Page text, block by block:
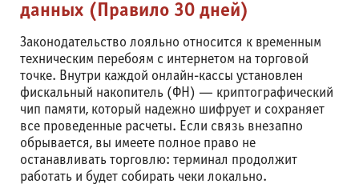
данных (Правило 30 дней)
Законодательство лояльно относится к временным
техническим перебоям с интернетом на торговой
точке. Внутри каждой онлайн-кассы установлен
фискальный накопитель (ФН) — криптографический
чип памяти, который надежно шифрует и сохраняет
все проведенные расчеты. Если связь внезапно
обрывается, вы имеете полное право не
останавливать торговлю: терминал продолжит
работать и будет собирать чеки локально.